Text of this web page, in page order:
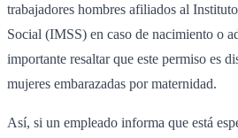
trabajadores hombres afiliados al
Social (IMSS) en caso de nacimiento o
importante resaltar que este permiso es
mujeres embarazadas por maternidad.
Así, si un empleado informa que está